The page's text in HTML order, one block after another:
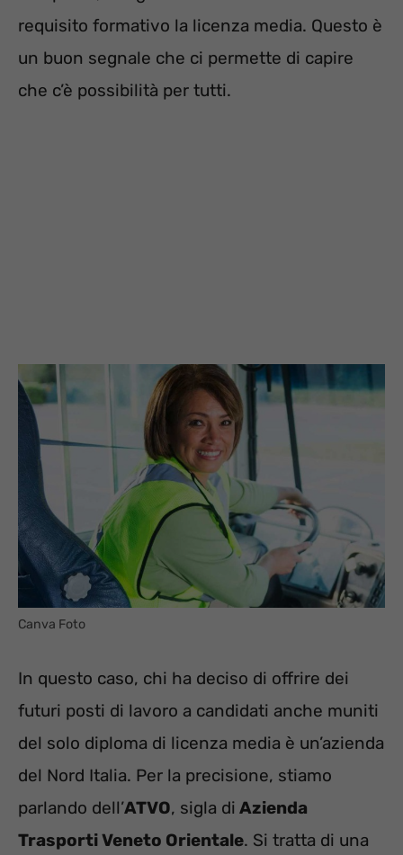
requisito formativo la licenza media. Questo è
un buon segnale che ci permette di capire
che c’è possibilità per tutti.
Canva Foto
In questo caso, chi ha deciso di offrire dei
futuri posti di lavoro a candidati anche muniti
del solo diploma di licenza media è un’azienda
del Nord Italia. Per la precisione, stiamo
parlando dell’ATVO, sigla di Azienda
Trasporti Veneto Orientale. Si tratta di una